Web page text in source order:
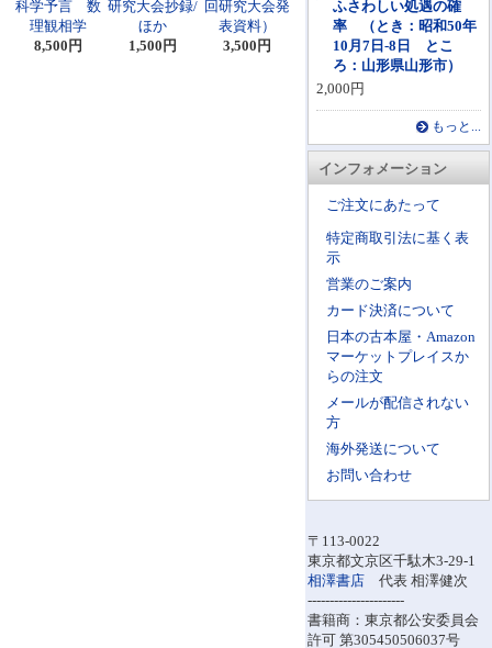
ふさわしい処遇の確
率 （とき：昭和50年
10月7日-8日 とこ
ろ：山形県山形市）
2,000円
もっと...
インフォメーション
ご注文にあたって
特定商取引法に基く表
示
営業のご案内
カード決済について
日本の古本屋・Amazon
マーケットプレイスか
らの注文
メールが配信されない
方
海外発送について
お問い合わせ
〒113-0022
東京都文京区千駄木3-29-1
相澤書店 代表 相澤健次
----------------------
書籍商：東京都公安委員会
許可 第305450506037号
科学予言 数
理観相学
8,500円
研究大会抄録/
ほか
1,500円
回研究大会発
表資料）
3,500円